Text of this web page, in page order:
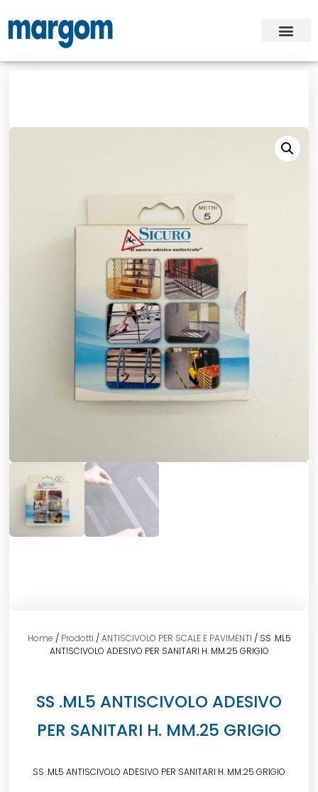
Home / Prodotti /ANTISCIVOLO PER SCALE E PAVIMENTI / SS .ML5
ANTISCIVOLO ADESIVO PER SANITARI H. MM.25 GRIGIO
SS .ML5 ANTISCIVOLO ADESIVO
PER SANITARI H. MM.25 GRIGIO
SS .ML5 ANTISCIVOLO ADESIVO PER SANITARI H. MM.25 GRIGIO